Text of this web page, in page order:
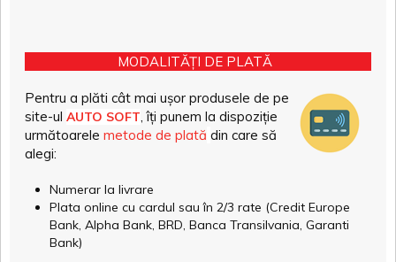
MODALITĂȚI DE PLATĂ
Pentru a plăti cât mai ușor produsele de pe
site-ul AUTO SOFT, îți punem la dispoziție
următoarele metode de plată din care să
alegi:
Numerar la livrare
Plata online cu cardul sau în 2/3 rate (Credit Europe
Bank, Alpha Bank, BRD, Banca Transilvania, Garanti
Bank)